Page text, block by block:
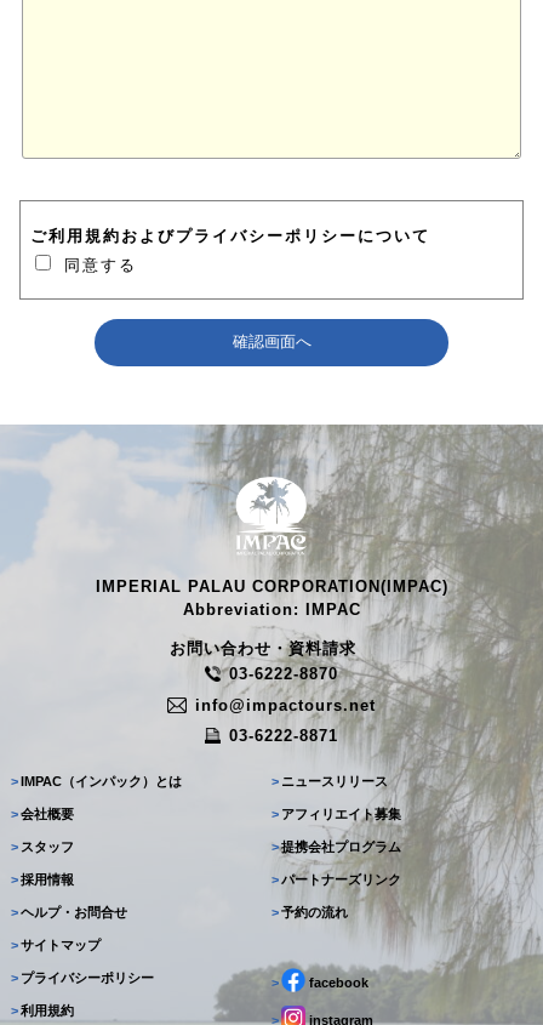
ご利用規約 およびプライバシーポリシー について
同意する
IMPERIAL PALAU CORPORATION(IMPAC)
Abbreviation: IMPAC
お問い合わせ・資料請求
03-6222-8870
info@impactours.net
03-6222-8871
>IMPAC（インパック）とは
>会社概要
> スタッフ
>採用情報
>ヘルプ・お問合せ
>サイトマップ
> ニュースリリース
> アフィリエイト募集
>提携会社プログラム
>パートナーズリンク
>予約の流れ
> プライバシーポリシー
>利用規約
> facebook
> instagram